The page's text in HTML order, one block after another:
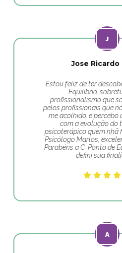
Jose Ricardo
Estou feliz de ter
Equilíbrio,
profissionalismo que
pelos profissionais que
me acolhido, e percebo
com a evolução do
psicoterápico quem nhã
Psicólogo Marlos,
Parabéns a C. Ponto de
defini sua